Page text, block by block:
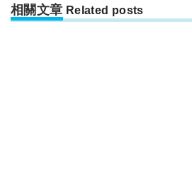
相關文章 Related posts